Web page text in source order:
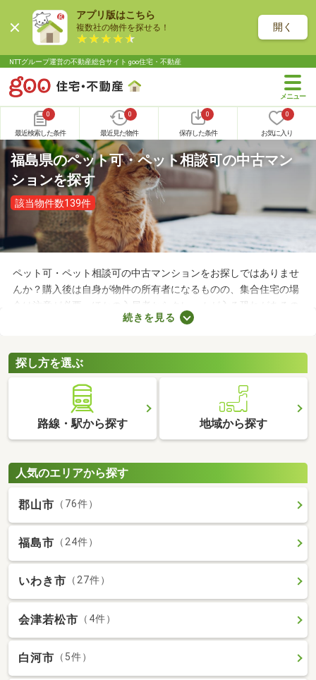
アプリ版はこちら
複数社の物件を探せる！ 開く
NTTグループ運営の不動産総合サイト goo住宅・不動産
0
最近検索した条件
0
最近見た物件
0
保存した条件
0
お気に入り
福島県のペット可・ペット相談可の中古マン
ションを探す
該当物件数139件
ペット可・ペット相談可の中古マンションをお探しではありませ
んか？購入後は自身が物件の所有者になるものの、集合住宅の場
合は注意が必要。ほかの入居者からクレームが入る恐れがあるの
で、大切な家族と引っ越す際は、ペット可の物件を選ぶことが大
するので、ペットと快適に暮らせるお部屋を見つけてください
ね。
続きを見る
探し方を選ぶ
路線・駅から探す 地域から探す
人気のエリアから探す
郡山市 （76件）
福島市 （24件）
いわき市 （27件）
会津若松市 （4件）
白河市 （5件）